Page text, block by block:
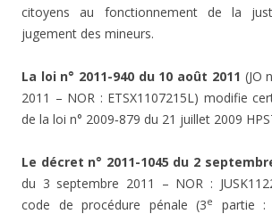
citoyens au fonctionnement de la
jugement des mineurs.
La loi n° 2011-940 du 10 août 2011 (JO
2011 – NOR : ETSX1107215L) modifie
de la loi n° 2009‑879 du 21 juillet 2009
Le décret n° 2011-1045 du 2
du 3 septembre 2011 – NOR :
code de procédure pénale (3e
partie :